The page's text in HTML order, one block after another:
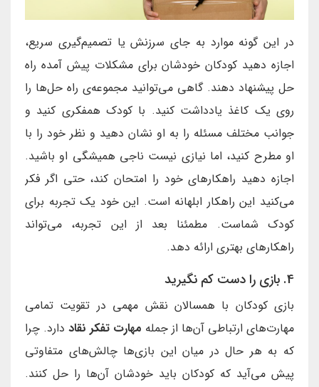
در این گونه موارد به جای سرزنش یا تصمیم‌گیری سریع،
اجازه دهید کودکان خودشان برای مشکلات پیش آمده راه
حل پیشنهاد دهند. گاهی می‌توانید مجموعه‌ی راه حل‌ها را
روی یک کاغذ یادداشت کنید. با کودک همفکری کنید و
جوانب مختلف مسئله را به او نشان دهید و نظر خود را با
او مطرح کنید، اما نیازی نیست ناجی همیشگی او باشید.
اجازه دهید راهکارهای خود را امتحان کند، حتی اگر فکر
می‌کنید این راهکار ابلهانه است. این خود یک تجربه برای
کودک شماست. مطمئنا بعد از این تجربه، می‌تواند
راهکارهای بهتری ارائه دهد.
4. بازی را دست کم نگیرید
بازی کودکان با همسالان نقش مهمی در تقویت تمامی
مهارت‌های ارتباطی آن‌ها از جمله مهارت تفکر نقاد دارد. چرا
که به هر حال در میان این بازی‌ها چالش‌های متفاوتی
پیش می‌آید که کودکان باید خودشان آن‌ها را حل کنند.